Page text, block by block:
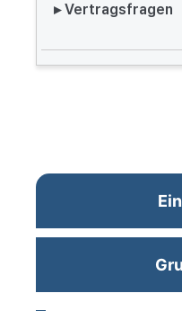
▸ Vertragsfragen